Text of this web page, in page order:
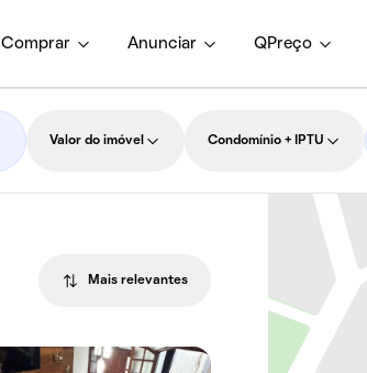
Comprar Anunciar QPreço
Valor do imóvel Condomínio + IPTU
Mais relevantes